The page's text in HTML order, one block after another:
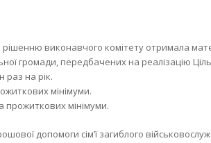
виконавчого комітету отримала
громади, передбачених на реалізацію
на рік.
мінімуми.
прожиткових мінімуми.
допомоги сім’ї загиблого